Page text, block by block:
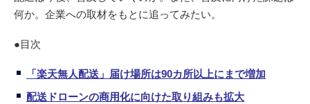
何か。企業への取材をもとに追ってみたい。
●目次
「楽天無人配送」届け場所は90カ所以上にまで増加
配送ドローンの商用化に向けた取り組みも拡大